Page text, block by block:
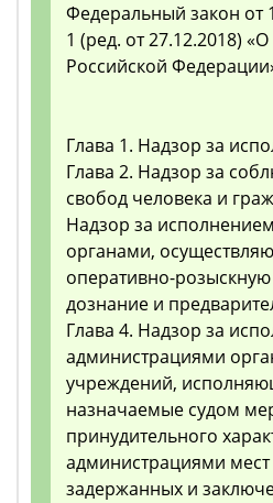
Федеральный закон от
1 (ред. от 27.12.2018)
Российской
Глава 1. Надзор за
Глава 2. Надзор за
свобод человека и
Надзор за
органами,
оперативно-розыскную
дознание и
Глава 4. Надзор за
администрациями
учреждений,
назначаемые судом
принудительного
администрациями
задержанных и